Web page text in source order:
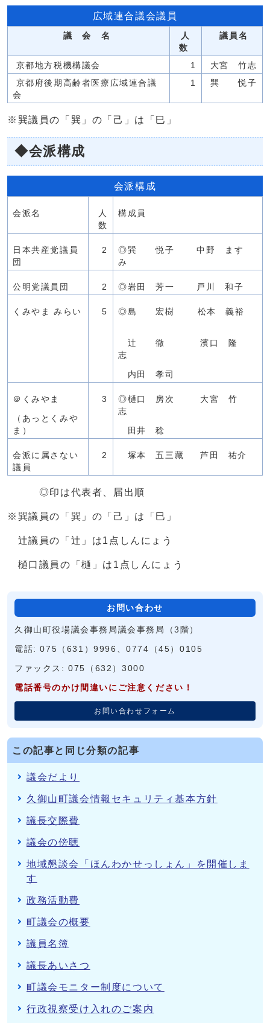
広域連合議会議員
議 会 名
人
数
議員名
京都地方税機構議会 1
大宮 竹志
京都府後期高齢者医療広域連合議
会
1 巽 悦子
※巽議員の「巽」の「己」は「巳」
◆会派構成
会派構成
会派名
人
数
構成員
日本共産党議員
団
2
◎巽 悦子 中野 ます
み
公明党議員団 2 ◎岩田 芳一 戸川 和子
くみやま みらい 5 ◎島 宏樹 松本 義裕
辻 徹 濱口 隆
志
内田 孝司
＠くみやま
（あっとくみや
ま）
3
◎樋口 房次 大宮 竹
志
田井 稔
会派に属さない
議員
2 塚本 五三藏 芦田 祐介
◎印は代表者、届出順
※巽議員の「巽」の「己」は「巳」
辻議員の「辻」は1点しんにょう
樋口議員の「樋」は1点しんにょう
お問い合わせ
久御山町役場議会事務局議会事務局（3階）
電話: 075（631）9996、0774（45）0105
ファックス: 075（632）3000
電話番号のかけ間違いにご注意ください！
お問い合わせフォーム
この記事と同じ分類の記事
議会だより
久御山町議会情報セキュリティ基本方針
議長交際費
議会の傍聴
地域懇談会「ほんわかせっしょん」を開催しま
す
政務活動費
町議会の概要
議員名簿
議長あいさつ
町議会モニター制度について
行政視察受け入れのご案内